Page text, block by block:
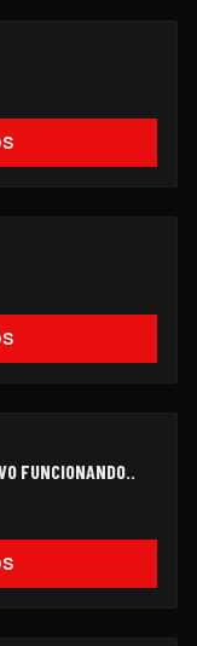
FUNCIONANDO..